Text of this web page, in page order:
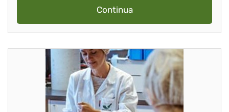
Continua